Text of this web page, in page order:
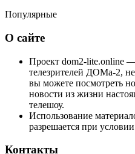
Популярные
О сайте
Проект dom2-lite.online
телезрителей ДОМа-2,
вы можете посмотреть
новости из жизни
телешоу.
Использование
разрешается при
Контакты